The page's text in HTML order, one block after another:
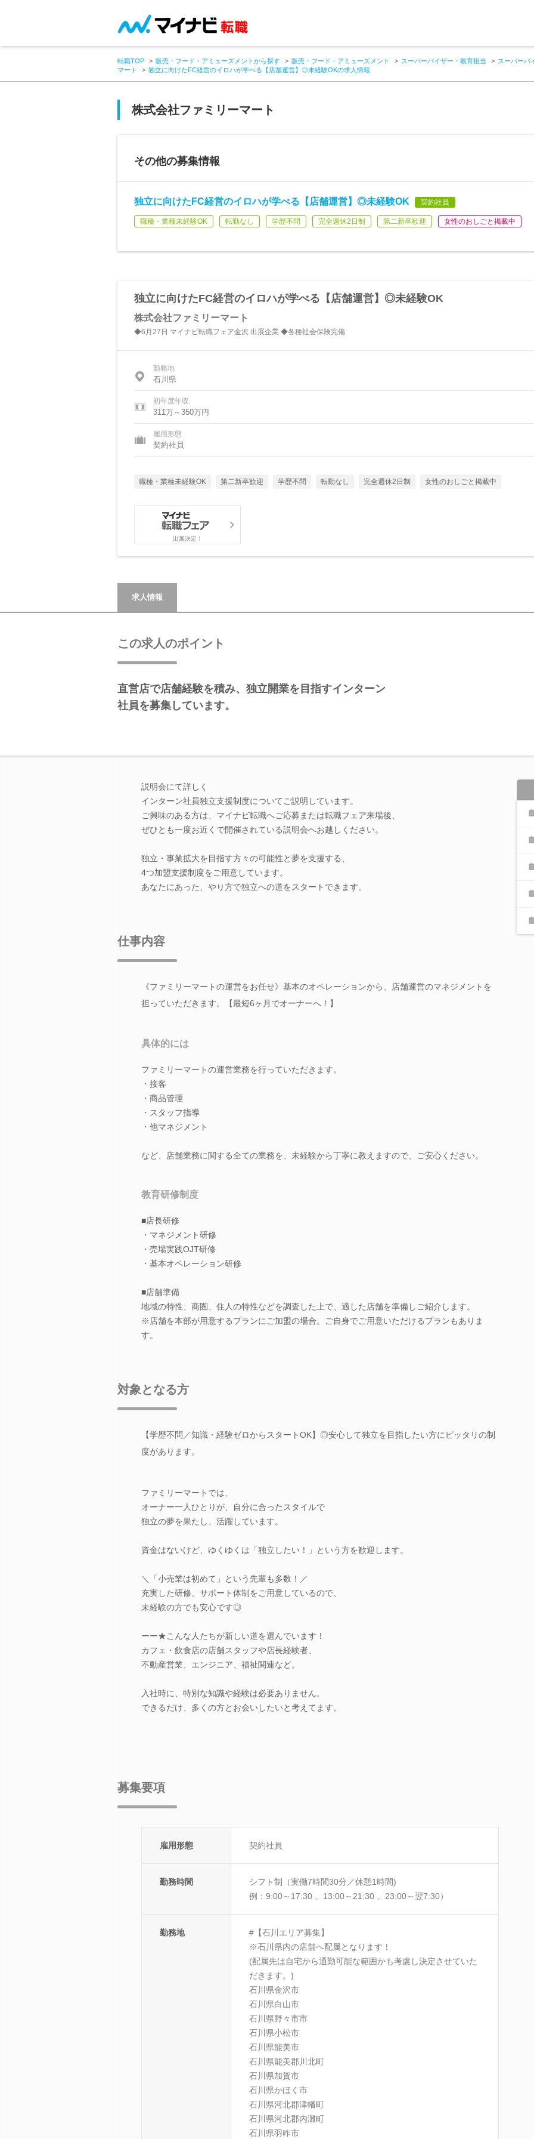
転職TOP 販売・フード・アミューズメントから探す 販売・フード・アミューズメント スーパーバイザー・教育担当 スーパーバ
マート
独立に向けたFC経営のイロハが学べる【店舗運営】◎未経験OKの求人情報
株式会社ファミリーマート
その他の募集情報
独立に向けたFC経営のイロハが学べる【店舗運営】◎未経験OK 契約社員
職種・業種未経験OK 転勤なし 学歴不問 完全週休2日制 第二新卒歓迎 女性のおしごと掲載中
独立に向けたFC経営のイロハが学べる【店舗運営】◎未経験OK
株式会社ファミリーマート
◆6月27日 マイナビ転職フェア金沢 出展企業 ◆各種社会保険完備
勤務地
石川県
初年度年収
311万～350万円
雇用形態
契約社員
職種・業種未経験OK 第二新卒歓迎 学歴不問 転勤なし 完全週休2日制 女性のおしごと掲載中
出展決定！
求人情報
この求人のポイント
直営店で店舗経験を積み、独立開業を目指すインターン
社員を募集しています。
説明会にて詳しく
インターン社員独立支援制度についてご説明しています。
ご興味のある方は、マイナビ転職へご応募または転職フェア来場後、
ぜひとも一度お近くで開催されている説明会へお越しください。
独立・事業拡大を目指す方々の可能性と夢を支援する、
4つ加盟支援制度をご用意しています。
あなたにあった、やり方で独立への道をスタートできます。
仕事内容
《ファミリーマートの運営をお任せ》基本のオペレーションから、店舗運営のマネジメントを
担っていただきます。【最短6ヶ月でオーナーへ！】
具体的には
ファミリーマートの運営業務を行っていただきます。
・接客
・商品管理
・スタッフ指導
・他マネジメント
など、店舗業務に関する全ての業務を、未経験から丁寧に教えますので、ご安心ください。
教育研修制度
■店長研修
・マネジメント研修
・売場実践OJT研修
・基本オペレーション研修
■店舗準備
地域の特性、商圏、住人の特性などを調査した上で、適した店舗を準備しご紹介します。
※店舗を本部が用意するプランにご加盟の場合。ご自身でご用意いただけるプランもありま
す。
対象となる方
【学歴不問／知識・経験ゼロからスタートOK】◎安心して独立を目指したい方にピッタリの制
度があります。
ファミリーマートでは、
オーナー一人ひとりが、自分に合ったスタイルで
独立の夢を果たし、活躍しています。
資金はないけど、ゆくゆくは「独立したい！」という方を歓迎します。
＼「小売業は初めて」という先輩も多数！／
充実した研修、サポート体制をご用意しているので、
未経験の方でも安心です◎
ーー★こんな人たちが新しい道を選んでいます！
カフェ・飲食店の店舗スタッフや店長経験者、
不動産営業、エンジニア、福祉関連など。
入社時に、特別な知識や経験は必要ありません。
できるだけ、多くの方とお会いしたいと考えてます。
募集要項
雇用形態 契約社員
勤務時間
シフト制（実働7時間30分／休憩1時間)
例：9:00～17:30 、13:00～21:30 、23:00～翌7:30）
勤務地
#【石川エリア募集】
※石川県内の店舗へ配属となります！
(配属先は自宅から通勤可能な範囲かも考慮し決定させていた
だきます。)
石川県金沢市
石川県白山市
石川県野々市市
石川県小松市
石川県能美市
石川県能美郡川北町
石川県加賀市
石川県かほく市
石川県河北郡津幡町
石川県河北郡内灘町
石川県羽咋市